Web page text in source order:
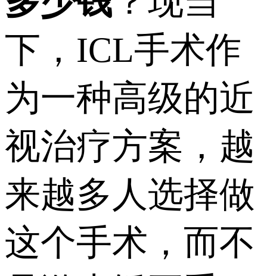
下，ICL手术作
为一种高级的近
视治疗方案，越
来越多人选择做
这个手术，而不